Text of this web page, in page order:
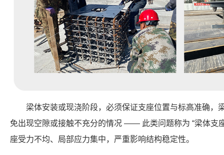
梁体安装或现浇阶段，必须保证支座位置与标高准确，
免出现空隙或接触不充分的情况 —— 此类问题称为 “梁体支
座受力不均、局部应力集中，严重影响结构稳定性。